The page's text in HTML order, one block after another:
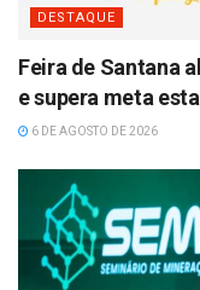
DESTAQUE
Feira de Santana
e supera meta
6 DE AGOSTO DE 2026